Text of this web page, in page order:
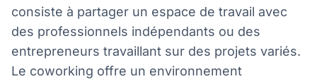
consiste à partager un espace de travail avec
des professionnels indépendants ou des
entrepreneurs travaillant sur des projets variés.
Le coworking offre un environnement